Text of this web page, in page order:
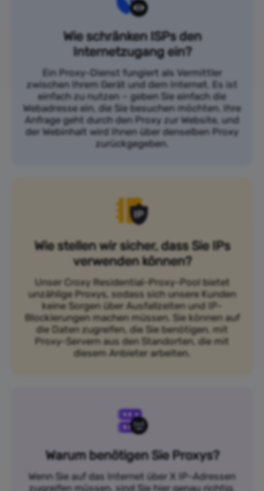
Wie schränken ISPs den
Internetzugang ein?
Ein Proxy-Dienst fungiert als Vermittler
zwischen Ihrem Gerät und dem Internet. Es ist
einfach zu nutzen – geben Sie einfach die
Webadresse ein, die Sie besuchen möchten. Ihre
Anfrage geht durch den Proxy zur Website, und
der Webinhalt wird Ihnen über denselben Proxy
zurückgegeben.
Wie stellen wir sicher, dass Sie IPs
verwenden können?
Unser Croxy Residential-Proxy-Pool bietet
unzählige Proxys, sodass sich unsere Kunden
keine Sorgen über Ausfallzeiten und IP-
Blockierungen machen müssen. Sie können auf
die Daten zugreifen, die Sie benötigen, mit
Proxy-Servern aus den Standorten, die mit
diesem Anbieter arbeiten.
Warum benötigen Sie Proxys?
Wenn Sie auf das Internet über X IP-Adressen
zugreifen müssen, sind Sie hier genau richtig.